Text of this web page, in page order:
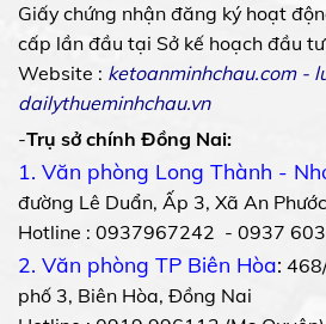
Giấy chứng nhận đăng ký hoạt
cấp lần đầu tại Sở kế hoạch đầu
Website : ketoanminhchau.com-
dailythueminhchau.vn
-Trụ sở chính Đồng Nai:
1. Văn phòng Long Thành -
đường Lê Duẩn, Ấp 3, Xã An
Hotline : 0937967242 - 0937
2. Văn phòng TP Biên Hòa:
phố 3, Biên Hòa, Đồng Nai